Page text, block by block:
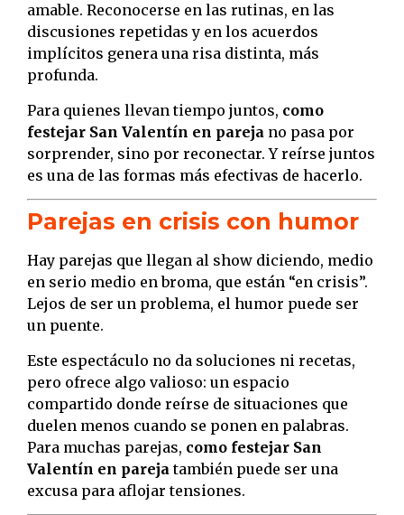
amable. Reconocerse en las rutinas, en las
discusiones repetidas y en los acuerdos
implícitos genera una risa distinta, más
profunda.
Para quienes llevan tiempo juntos, como
festejar San Valentín en pareja no pasa por
sorprender, sino por reconectar. Y reírse juntos
es una de las formas más efectivas de hacerlo.
Parejas en crisis con humor
Hay parejas que llegan al show diciendo, medio
en serio medio en broma, que están “en crisis”.
Lejos de ser un problema, el humor puede ser
un puente.
Este espectáculo no da soluciones ni recetas,
pero ofrece algo valioso: un espacio
compartido donde reírse de situaciones que
duelen menos cuando se ponen en palabras.
Para muchas parejas, como festejar San
Valentín en pareja también puede ser una
excusa para aflojar tensiones.